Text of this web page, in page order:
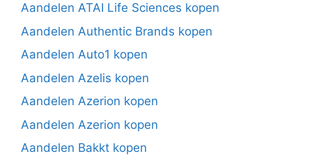
Aandelen ATAI Life Sciences kopen
Aandelen Authentic Brands kopen
Aandelen Auto1 kopen
Aandelen Azelis kopen
Aandelen Azerion kopen
Aandelen Azerion kopen
Aandelen Bakkt kopen